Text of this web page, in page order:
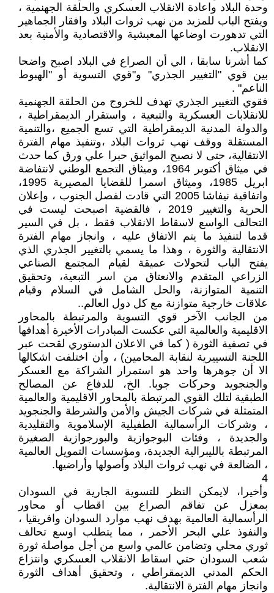
وحدة البلاد واعادة الانقلاب العسكري والحلقة الجهنمية ،
ويفتح الباب للمزيد من نهب ثروات البلاد وافقار الجماهير
التي تدهورت اوضاعها المعبشية والاقتصادية والأمنية بعد
الانقلاب.
كما أشرنا سابقا ، الي أن الصراع في البلاد اصبح واضحا
بين قوي "التغيير الجذري" و"قوي التسوية أو "الهبوط
الناعم" .
فقوي التغيير الجذري تهدف للخروج من الحلقة الجهنمية
للانقلابات العسكرية والتبعية ، واستقرار الديمقراطية ،
والدولة المدنية الديمقراطية التي تسع الجميع ،والتنمية
المستقلة ووقف نهب ثروات البلاد ،وتنفيذ مهام الفترة
الانتقالية، حتى لا نصبح المواثيق حبرا علي ورق كما حدث
في ميثاق أكتوبر 1964، وميثاق التجمع الوطني لانتفاضة
ابريل 1985، وميثاق اسمرا للقضايا المصيرية 1995،
واتفاقية نيفاشا 2005 التي قادت لفصل الجنوب ، وإعلان
الحرية والتغيير 2019 ، فالقضية اصبحت ليست في
التحالف الواسع لاسقاط الانقلاب فقط ، بل في السير
قدما لتنفيذ ما يتم الاتفاق عليه ، وانجاز مهام الفترة
الانتقالية والثورة ، وهذا ما يسمي بالتغيير الجذري الذي
يفتح الباب لتحولات عميقة لقيام المجتمع الصناعي
الزراعي المتقدم والانعتاق من اسر التبعية، وتحقيق
التنمية المتوازنة، والحل الشامل في السلام وقيام
علاقات خارجية متوازنة مع كل دول العالم..
من الجانب الآخر قوي التسوية والمرتبطة بالمحاور
الاقليمية والعالمية التي عكست المبادرات الأخيرة أهدافها
في تصفية الثورة ( كما في الاعلان الدستوري لقحت عبر
اللجنة التسييرية لنقابة المحامين) ، وأن اختلفت اشكالها
الا أن جوهرها واحد هو استمرار الشراكة مع العسكر
والجنجويد وحركات جوبا. الخ، للدفاع عن المصالح
الطبقية لتلك القوي المرتبطة بالمحاور الاقليمية والعالمية
المتمثلة في شركات الجيش والأمن والشرطة والجنجويد
، وشركات الرأسمالية الطفيلية الإسلاموية والتقليدية
والجديدة ، وفئات البوجوازية والبورجوازية الصغيرة
المرتبطة بالليبرالية الجديدة، ومؤسسات التمويل العالمية
، الضالعة في نهب ثروات البلاد وأصولها وأراضيها.
4
وأخيرا، لايمكن النظر للتسوية الجارية في السودان
بمعزل عن تفاقم الصراع بين اقطاب أو محاور
الرأسمالية العالمية بهدف نهب موارد السودان وافريقيا ،
والنفوذ علي البحر الأحمر ، مما يتطلب اوسع تحالف
ثوري محلي وتضامن عالمي واسع من أجل مواصلة ثورة
شعب السودان حتي اسقاط الانقلاب العسكري وانتزاع
الحكم المدني الديمقراطي ، وتحقيق أهداف الثورة
وانجاز مهام الفترة الانتقالية.